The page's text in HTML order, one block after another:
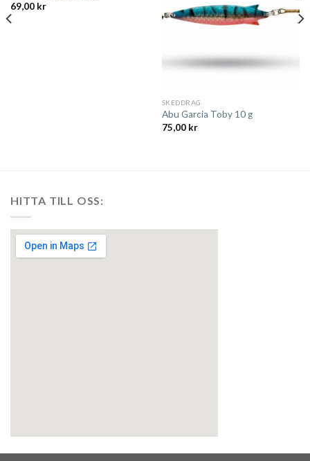
69,00 kr
SKEDDRAG
Abu Garcia Toby 10 g
75,00 kr
HITTA TILL OSS: